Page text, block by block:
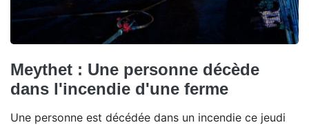
Meythet : Une personne décède
dans l'incendie d'une ferme
Une personne est décédée dans un incendie ce jeudi